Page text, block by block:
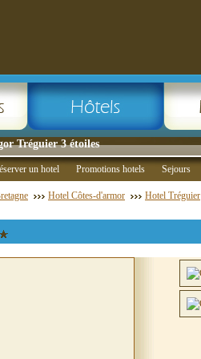
Tréguier 3 étoiles
un hotel Promotions hotels Sejours
Hotel Côtes-d'armor Hotel Tréguier